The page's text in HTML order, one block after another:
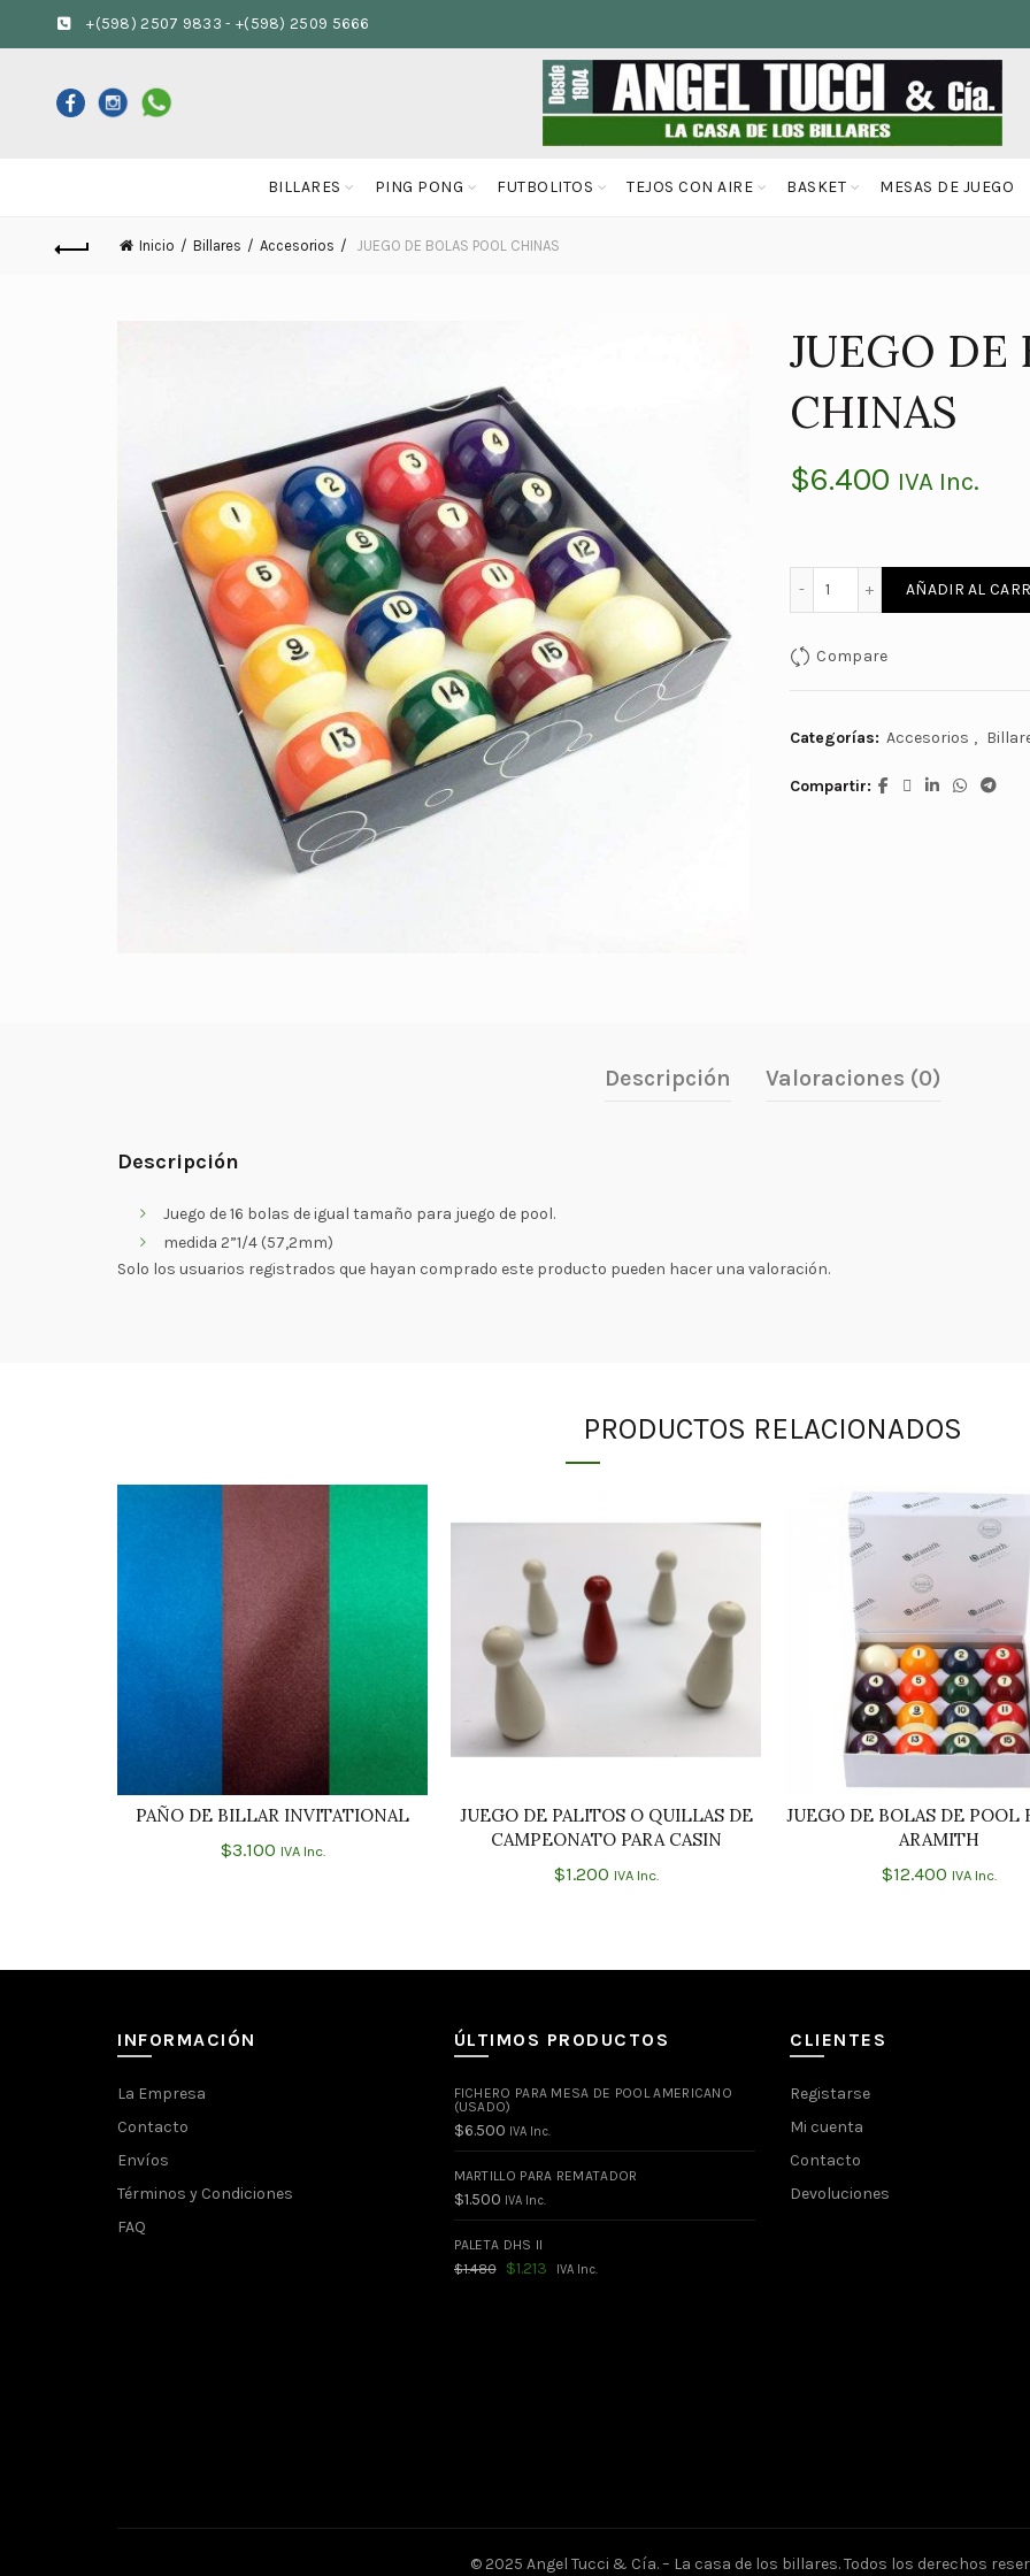
+(598) 2507 9833 - +(598) 2509 5666
BILLARES PING PONG FUTBOLITOS TEJOS CON AIRE BASKET MESAS DE JUEGO
Inicio Billares Accesorios JUEGO DE BOLAS POOL CHINAS
JUEGO DE
CHINAS
$6.400 IVA Inc.
JUEGO DE BOLAS POOL
AÑADIR AL
Compare
Categorías: Accesorios ,
Compartir
Descripción Valoraciones (0)
Descripción
Juego de 16 bolas de igual tamaño para juego de pool.
medida 2”1/4 (57,2mm)
Solo los usuarios registrados que hayan comprado este producto pueden hacer una valoración.
PRODUCTOS RELACIONADOS
AÑADIR AL CARRITO
PAÑO DE BILLAR INVITATIONAL
$3.100 IVA Inc.
AÑADIR AL CARRITO
JUEGO DE PALITOS O QUILLAS DE
CAMPEONATO PARA CASIN
$1.200 IVA Inc.
AÑADIR AL CARRITO
JUEGO DE BOLAS DE POOL
ARAMITH
$12.400 IVA Inc.
INFORMACIÓN
La Empresa
Contacto
Envíos
Términos y Condiciones
FAQ
ÚLTIMOS PRODUCTOS
FICHERO PARA MESA DE POOL AMERICANO
(USADO)
$6.500 IVA Inc.
MARTILLO PARA REMATADOR
$1.500 IVA Inc.
PALETA DHS II
$1.480
El
$1.213 El
IVA Inc.
CLIENTES
Registarse
Mi cuenta
Contacto
Devoluciones
© 2025 Angel Tucci & Cía. – La casa de los billares. Todos los derechos